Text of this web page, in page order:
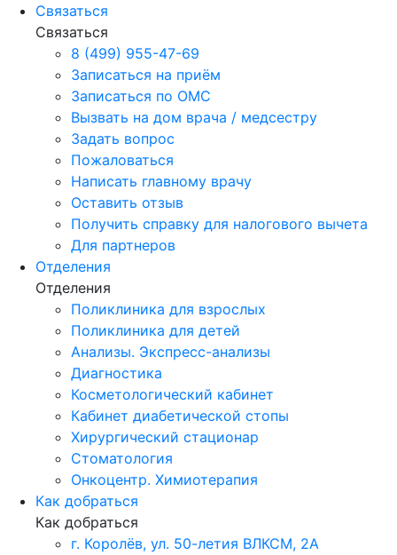
Связаться
Связаться
8 (499) 955-47-69
Записаться на приём
Записаться по ОМС
Вызвать на дом врача / медсестру
Задать вопрос
Пожаловаться
Написать главному врачу
Оставить отзыв
Получить справку для налогового вычета
Для партнеров
Отделения
Отделения
Поликлиника для взрослых
Поликлиника для детей
Анализы. Экспресс-анализы
Диагностика
Косметологический кабинет
Кабинет диабетической стопы
Хирургический стационар
Стоматология
Онкоцентр. Химиотерапия
Как добраться
Как добраться
г. Королёв, ул. 50-летия ВЛКСМ, 2А